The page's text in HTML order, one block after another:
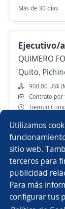
Utilizamos
sitio web.
terceros para
publicidad
Para más
configurar tus
Más de 30 días
Ejecutivo/
QUIMERO
Quito,
900,00 US$
Contrato
Tiempo
Más de 30 días